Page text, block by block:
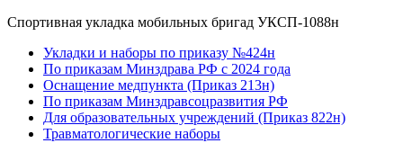
Спортивная укладка мобильных бригад УКСП-1088н
Укладки и наборы по приказу №424н
По приказам Минздрава РФ с 2024 года
Оснащение медпункта (Приказ 213н)
По приказам Минздравсоцразвития РФ
Для образовательных учреждений (Приказ 822н)
Травматологические наборы